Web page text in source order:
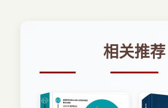
2.1.4 Top500超级计算机分析
2.2.2 节点结构和MPP封装
从一个网络接收到该节点的心跳消
节点发生故障，如果主节点从
率忽略不计。
相关推荐